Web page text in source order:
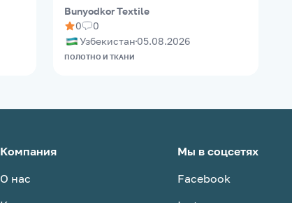
Bunyodkor Textile
0
0
Узбекистан 05.08.2026
ПОЛОТНО И ТКАНИ
Компания
О нас
Мы в соцсетях
Facebook